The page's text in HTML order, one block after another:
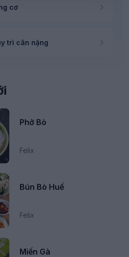
cơ
trì cân nặng
Phở Bò
Felix
Bún Bò Huế
Felix
Miến Gà